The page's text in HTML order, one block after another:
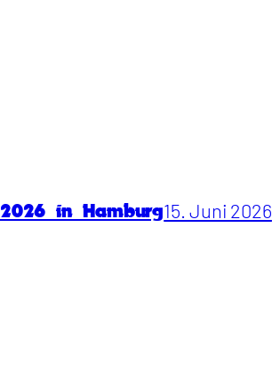
in Hamburg15. Juni 2026